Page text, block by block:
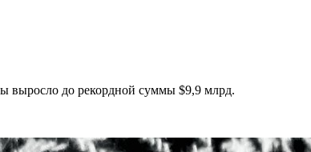
выросло до рекордной суммы $9,9 млрд.